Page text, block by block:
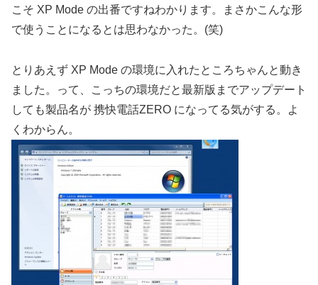
こそ XP Mode の出番ですねわかります。まさかこんな形
で使うことになるとは思わなかった。(笑)
とりあえず XP Mode の環境に入れたところちゃんと動き
ました。って、こっちの環境だと最新版までアップデート
しても製品名が 携快電話ZERO になってる気がする。よ
くわからん。